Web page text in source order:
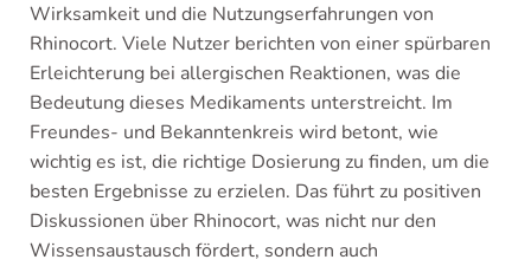
Wirksamkeit und die Nutzungserfahrungen von
Rhinocort. Viele Nutzer berichten von einer spürbaren
Erleichterung bei allergischen Reaktionen, was die
Bedeutung dieses Medikaments unterstreicht. Im
Freundes- und Bekanntenkreis wird betont, wie
wichtig es ist, die richtige Dosierung zu finden, um die
besten Ergebnisse zu erzielen. Das führt zu positiven
Diskussionen über Rhinocort, was nicht nur den
Wissensaustausch fördert, sondern auch